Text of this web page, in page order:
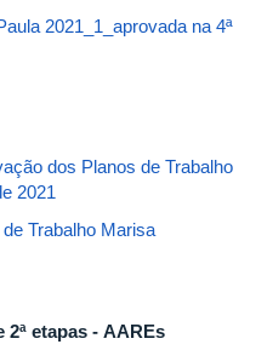
2021_1_aprovada na 4ª
dos Planos de Trabalho
2021
Trabalho Marisa
2ª etapas - AAREs